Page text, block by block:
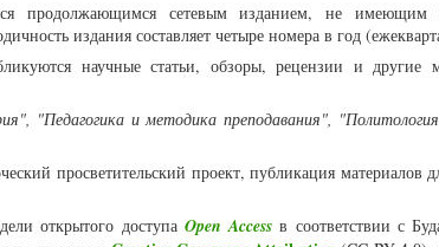
продолжающимся сетевым изданием, не имеющим
издания составляет четыре номера в год
научные статьи, обзоры, рецензии и другие
"Педагогика и методика преподавания",
просветительский проект, публикация материалов
открытого доступа Open Access в соответствии с